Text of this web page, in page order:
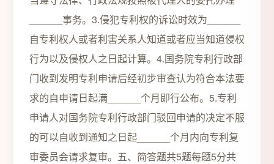
______事务。3.侵犯专利权的诉讼时效为______
自专利权人或者利害关系人知道或者应当知道侵权
行为以及侵权人之日起计算。4.国务院专利行政部
门收到发明专利申请后经初步审查认为符合本法要
求的自申请日起满______个月即行公布。5.专利
申请人对国务院专利行政部门驳回申请的决定不服
的可以自收到通知之日起______个月内向专利复
审委员会请求复审。五、简答题共5题每题5分共